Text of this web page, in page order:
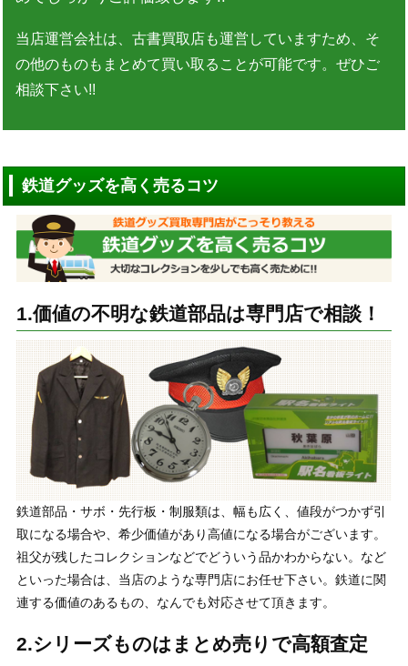
当店運営会社は、古書買取店も運営していますため、そ
の他のものもまとめて買い取ることが可能です。ぜひご
相談下さい!!
鉄道グッズを高く売るコツ
1.価値の不明な鉄道部品は専門店で相談！
鉄道部品・サボ・先行板・制服類は、幅も広く、値段がつかず引
取になる場合や、希少価値があり高値になる場合がございます。
祖父が残したコレクションなどでどういう品かわからない。など
といった場合は、当店のような専門店にお任せ下さい。鉄道に関
連する価値のあるもの、なんでも対応させて頂きます。
2.シリーズものはまとめ売りで高額査定